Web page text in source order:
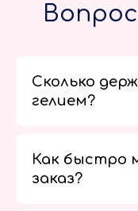
Сколько
гелием?
Как быстро
заказ?